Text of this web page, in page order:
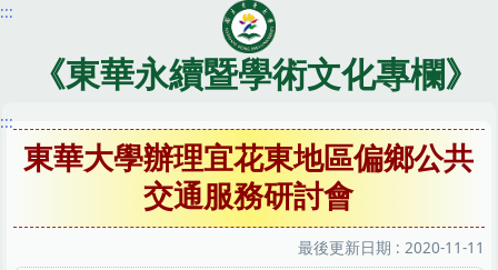
跳
內
區
:::
《東華永續暨學術文化專欄》
:::
東華大學辦理宜花東地區偏鄉公共
交通服務研討會
最後更新日期 : 2020-11-11